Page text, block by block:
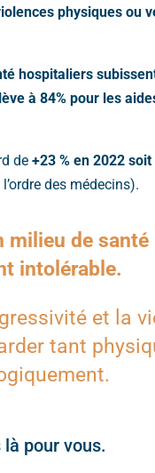
physiques ou
hospitaliers
à 84% pour les
de +23 % en 2022
des médecins).
milieu de santé
intolérable.
et la
tant
pour vous.